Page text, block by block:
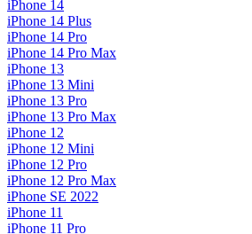
iPhone 14
iPhone 14 Plus
iPhone 14 Pro
iPhone 14 Pro Max
iPhone 13
iPhone 13 Mini
iPhone 13 Pro
iPhone 13 Pro Max
iPhone 12
iPhone 12 Mini
iPhone 12 Pro
iPhone 12 Pro Max
iPhone SE 2022
iPhone 11
iPhone 11 Pro